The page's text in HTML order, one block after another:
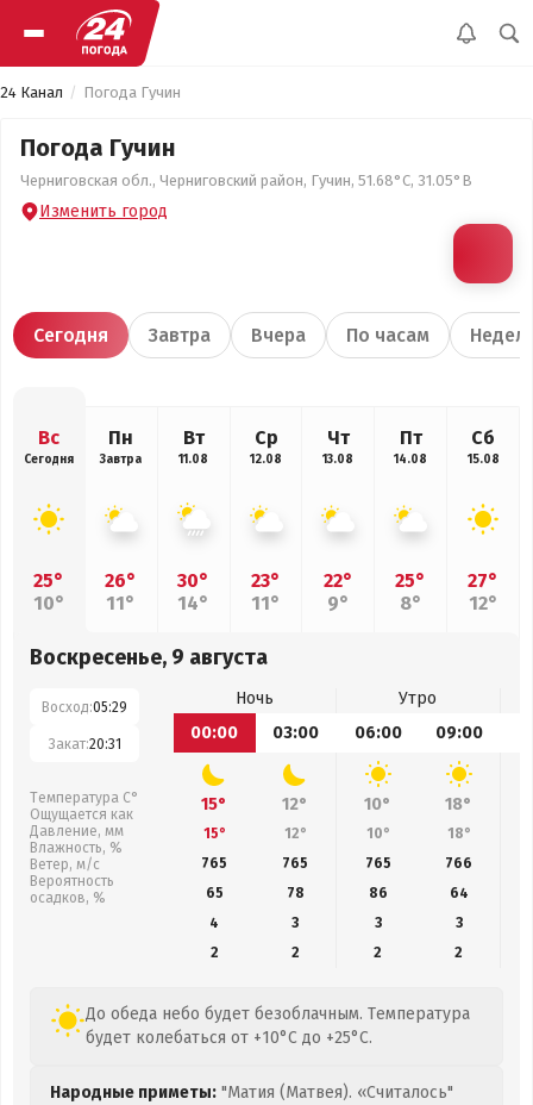
24 Канал Погода Гучин
Погода Гучин
Черниговская обл., Черниговский район, Гучин, 51.68°С, 31.05°В
Изменить город
Сегодня Завтра Вчера По часам
Вс
Сегодня
25°
10°
Пн
Завтра
26°
11°
Вт
11.08
30°
14°
Ср
12.08
23°
11°
Чт
13.08
22°
9°
Пт
14.08
25°
8°
Сб
15.08
27°
12°
Воскресенье, 9 августа
Восход:05:29
Закат:20:31
Температура С°
Ощущается как
Давление, мм
Влажность, %
Ветер, м/с
Вероятность
осадков, %
Ночь
Утро
00:00
03:00 06:00 09:00
15° 12° 10° 18°
15° 12° 10° 18°
765
765 765 766
65
78 86 64
4
3 3
3
2
2 2 2
До обеда небо будет безоблачным. Температура
будет колебаться от +10°C до +25°C.
Народные приметы: "Матия (Матвея). «Считалось"